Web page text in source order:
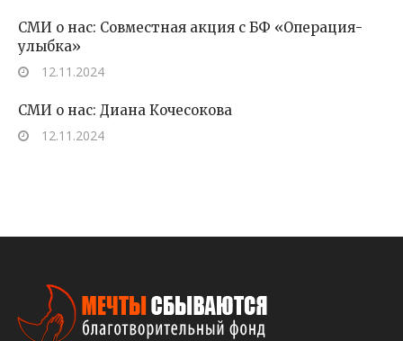
СМИ о нас: Совместная акция с БФ «Операция-
улыбка»
12.11.2024
СМИ о нас: Диана Кочесокова
12.11.2024